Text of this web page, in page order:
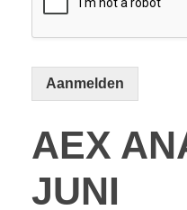
Aanmelden
AEX
JUNI